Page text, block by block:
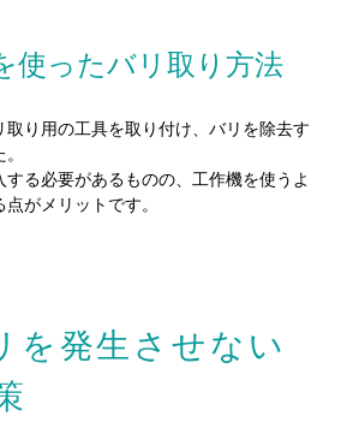
ったバリ取り方法
り用の工具を取り付け、バリを除去す
る必要があるものの、工作機を使うよ
がメリットです。
を発生させない